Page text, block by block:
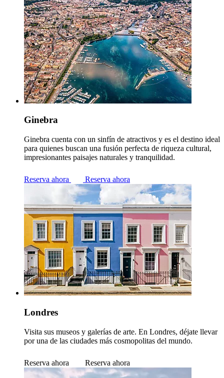
Ginebra
Ginebra cuenta con un sinfín de atractivos y es el destino ideal
para quienes buscan una fusión perfecta de riqueza cultural,
impresionantes paisajes naturales y tranquilidad.
Reserva ahora Reserva ahora
Londres
Visita sus museos y galerías de arte. En Londres, déjate llevar
por una de las ciudades más cosmopolitas del mundo.
Reserva ahora Reserva ahora